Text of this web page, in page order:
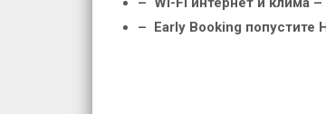
– Еarly Booking попустите